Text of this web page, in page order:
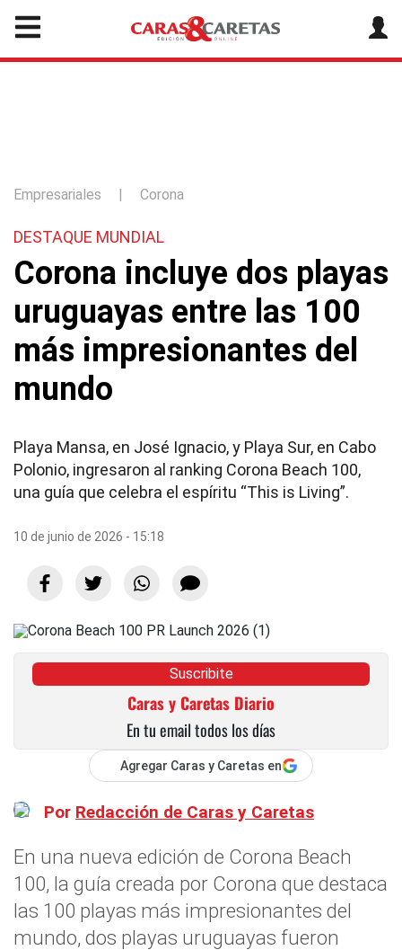
Empresariales | Corona
DESTAQUE MUNDIAL
Corona incluye dos playas
uruguayas entre las 100
más impresionantes del
mundo
Playa Mansa, en José Ignacio, y Playa Sur, en Cabo
Polonio, ingresaron al ranking Corona Beach 100,
una guía que celebra el espíritu “This is Living”.
10 de junio de 2026 - 15:18
Suscribite
Caras y Caretas Diario
En tu email todos los días
Agregar Caras y Caretas en
Por Redacción de Caras y Caretas
En una nueva edición de Corona Beach
100, la guía creada por Corona que destaca
las 100 playas más impresionantes del
mundo, dos playas uruguayas fueron